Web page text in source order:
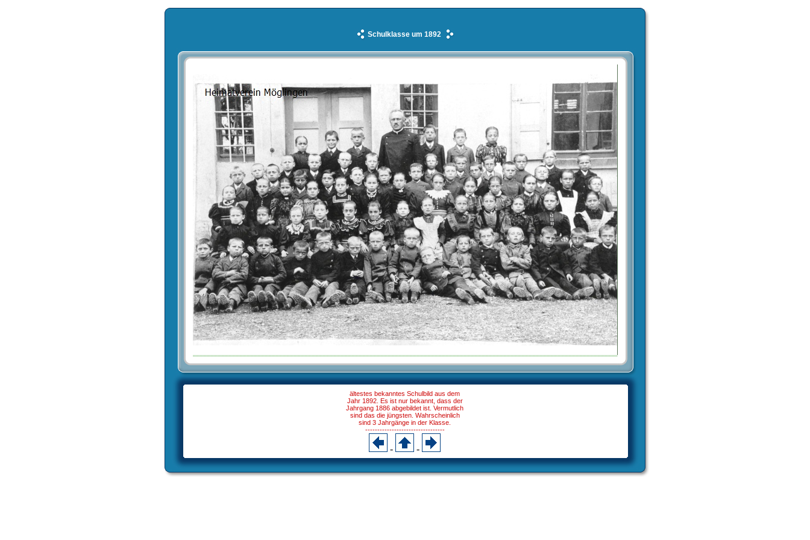
Schulklasse um 1892
ältestes bekanntes Schulbild aus dem
Jahr 1892. Es ist nur bekannt, dass der
Jahrgang 1886 abgebildet ist. Vermutlich
sind das die jüngsten. Wahrscheinlich
sind 3 Jahrgänge in der Klasse.
---------------------------------
- -